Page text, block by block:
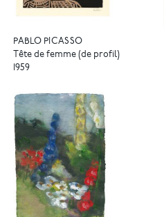
PABLO PICASSO
Tête de femme (de profil)
1959